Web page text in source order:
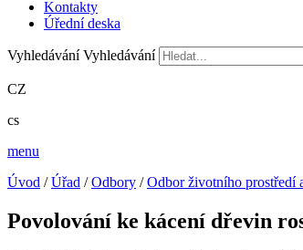
Kontakty
Úřední deska
Vyhledávání Vyhledávání
CZ
cs
menu
Úvod /Úřad /Odbory /Odbor životního prostředí
Povolování ke kácení dřevin